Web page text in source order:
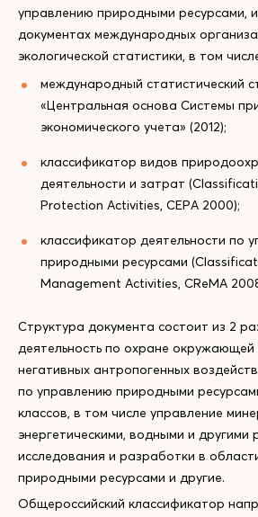
управлению природными ресурсами,
документах международных
экологической статистики, в том
международный статистический
«Центральная основа Системы
экономического учета» (2012);
классификатор видов
деятельности и затрат
Protection Activities, CEPA 2000);
классификатор деятельности по
природными ресурсами
Management Activities, CReMA
Структура документа состоит из 2
деятельность по охране
негативных антропогенных
по управлению природными
классов, в том числе управление
энергетическими, водными и другими
исследования и разработки в
природными ресурсами и другие.
Общероссийский классификатор